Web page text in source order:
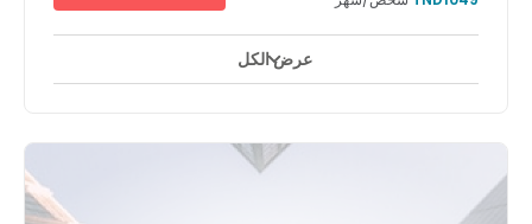
عرض الكل